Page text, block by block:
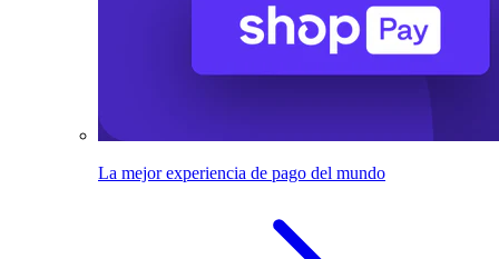
La mejor experiencia de pago del mundo